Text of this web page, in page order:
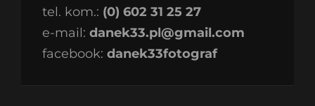
tel. kom.: (0) 602 31 25 27
e-mail: danek33.pl@gmail.com
facebook: danek33fotograf